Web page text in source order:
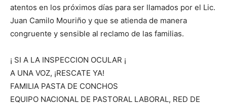
atentos en los próximos días para ser llamados por el Lic.
Juan Camilo Mouriño y que se atienda de manera
congruente y sensible al reclamo de las familias.
¡ SI A LA INSPECCION OCULAR ¡
A UNA VOZ, ¡RESCATE YA!
FAMILIA PASTA DE CONCHOS
EQUIPO NACIONAL DE PASTORAL LABORAL, RED DE